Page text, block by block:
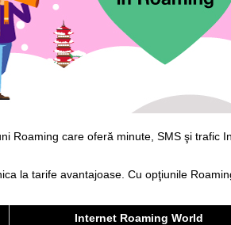
Roaming care oferă minute, SMS şi trafic
la tarife avantajoase. Cu opţiunile
Internet Roaming World